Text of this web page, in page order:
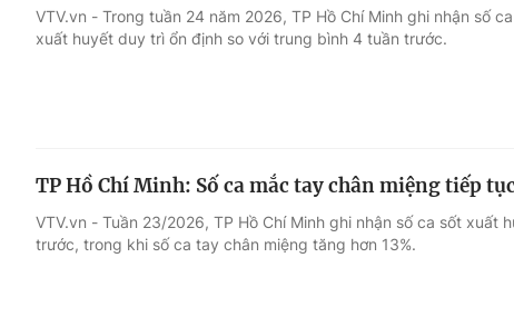
VTV.vn - Trong tuần 24 năm 2026, TP Hồ Chí Minh ghi nhận số
xuất huyết duy trì ổn định so với trung bình 4 tuần trước.
TP Hồ Chí Minh: Số ca mắc tay chân miệng tiếp
VTV.vn - Tuần 23/2026, TP Hồ Chí Minh ghi nhận số ca sốt xuất
trước, trong khi số ca tay chân miệng tăng hơn 13%.